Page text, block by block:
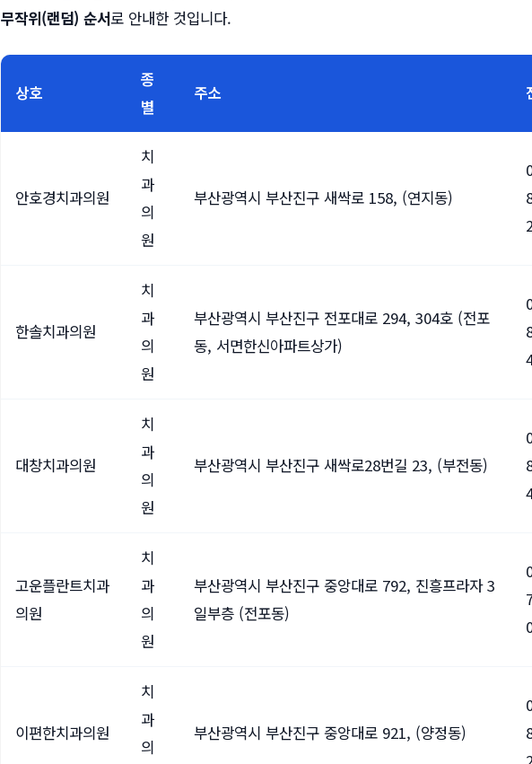
무작위(랜덤) 순서로 안내한 것입니다.
상호
종
별
주소
안호경치과의원
치
과
의
원
부산광역시 부산진구 새싹로 158, (연지동)
한솔치과의원
치
과
의
원
부산광역시 부산진구 전포대로 294, 304호 (전포
동, 서면한신아파트상가)
대창치과의원
치
과
의
원
부산광역시 부산진구 새싹로28번길 23, (부전동)
고운플란트치과
의원
치
과
의
원
부산광역시 부산진구 중앙대로 792, 진흥프라자 3
일부층 (전포동)
이편한치과의원
치
과
의
부산광역시 부산진구 중앙대로 921, (양정동)